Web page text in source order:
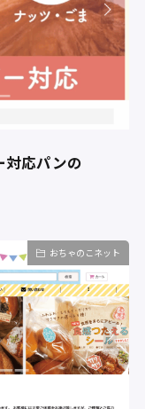
対応パンの
おちゃのこネット